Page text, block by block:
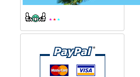
* * *